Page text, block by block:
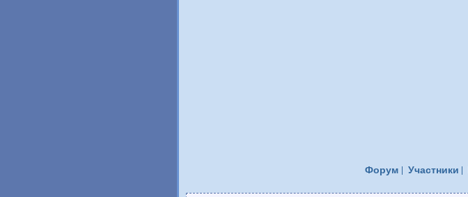
Форум Участники